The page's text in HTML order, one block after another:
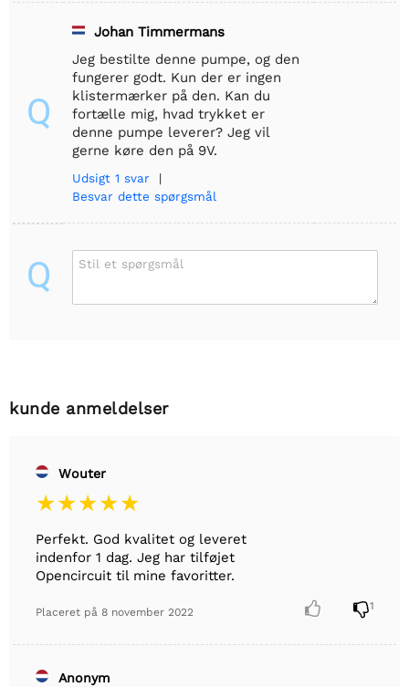
Q
Johan Timmermans
Jeg bestilte denne pumpe, og den
fungerer godt. Kun der er ingen
klistermærker på den. Kan du
fortælle mig, hvad trykket er
denne pumpe leverer? Jeg vil
gerne køre den på 9V.
Udsigt 1 svar |
Besvar dette spørgsmål
Q Stil et spørgsmål
kunde anmeldelser
Wouter
Perfekt. God kvalitet og leveret
indenfor 1 dag. Jeg har tilføjet
Opencircuit til mine favoritter.
Placeret på 8 november 2022  1
Anonym